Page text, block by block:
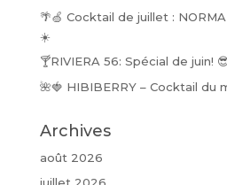
🌴🍏 Cocktail de juillet :
☀️
🍸RIVIERA 56: Spécial de juin!
🌺🍓 HIBIBERRY – Cocktail du
Archives
août 2026